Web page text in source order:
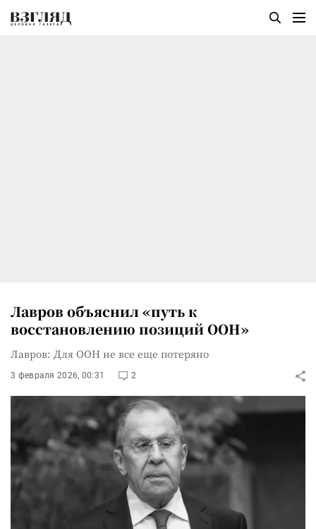
Лавров объяснил «путь к
восстановлению позиций ООН»
Лавров: Для ООН не все еще потеряно
3 февраля 2026, 00:31 2